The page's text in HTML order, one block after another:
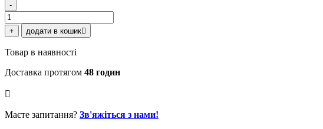
-
Встановіть
Старт
2
та
Фліпчарт
2
кількість
+ додати в кошик
Товар в наявності
Доставка протягом 48 годин
Маєте запитання? Зв'яжіться з нами!